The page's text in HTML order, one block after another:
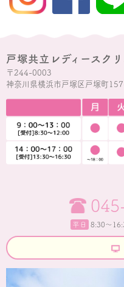
戸塚共立レディースク
〒244-0003
神奈川県横浜市戸塚区戸塚町
平日 8:30〜